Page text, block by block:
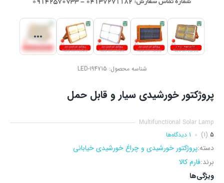
شناسه محصول: LED-194715
پروژکتور خورشیدی سیار و قابل حمل
Multifunctional Solar Lamp
5
(1) 1 دیدگاه‌ها
دسته:پروژکتور خورشیدی و چراغ خورشیدی خیابانی
برند:فارم کالا
ویژگی‌ها